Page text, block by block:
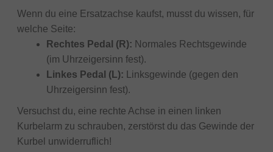
Wenn du eine Ersatzachse kaufst, musst du wissen, für
welche Seite:
Rechtes Pedal (R): Normales Rechtsgewinde
(im Uhrzeigersinn fest).
Linkes Pedal (L): Linksgewinde (gegen den
Uhrzeigersinn fest).
Versuchst du, eine rechte Achse in einen linken
Kurbelarm zu schrauben, zerstörst du das Gewinde der
Kurbel unwiderruflich!